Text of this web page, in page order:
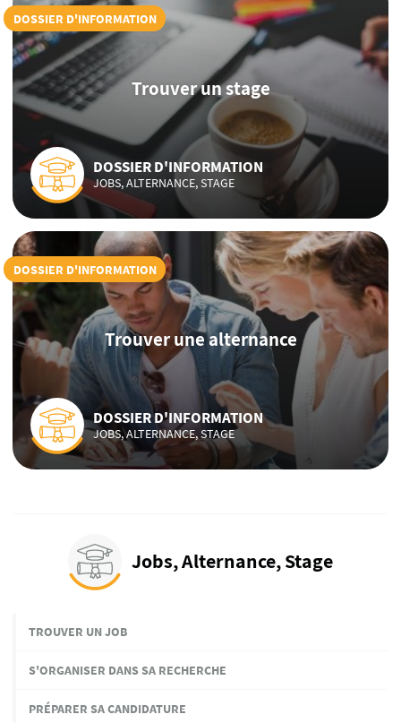
Jobs, Alternance, Stage
TROUVER UN JOB
S'ORGANISER DANS SA RECHERCHE
PRÉPARER SA CANDIDATURE
DOSSIER D'INFORMATION
Trouver un stage
DOSSIER D'INFORMATION
JOBS, ALTERNANCE, STAGE
DOSSIER D'INFORMATION
Trouver une alternance
DOSSIER D'INFORMATION
JOBS, ALTERNANCE, STAGE